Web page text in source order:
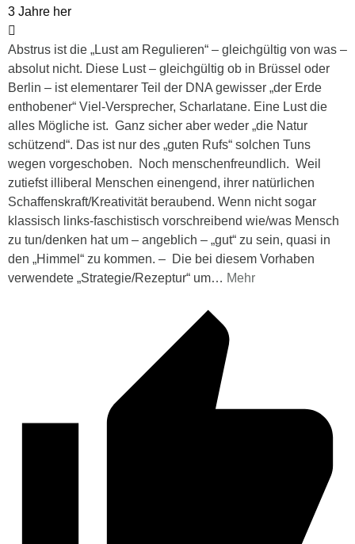
3 Jahre her
Abstrus ist die „Lust am Regulieren“ – gleichgültig von was –
absolut nicht. Diese Lust – gleichgültig ob in Brüssel oder
Berlin – ist elementarer Teil der DNA gewisser „der Erde
enthobener“ Viel-Versprecher, Scharlatane. Eine Lust die
alles Mögliche ist. Ganz sicher aber weder „die Natur
schützend“. Das ist nur des „guten Rufs“ solchen Tuns
wegen vorgeschoben. Noch menschenfreundlich. Weil
zutiefst illiberal Menschen einengend, ihrer natürlichen
Schaffenskraft/Kreativität beraubend. Wenn nicht sogar
klassisch links-faschistisch vorschreibend wie/was Mensch
zu tun/denken hat um – angeblich – „gut“ zu sein, quasi in
den „Himmel“ zu kommen. – Die bei diesem Vorhaben
verwendete „Strategie/Rezeptur“ um… Mehr